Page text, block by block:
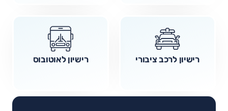
רישיון לרכב ציבורי רישיון לאוטובוס